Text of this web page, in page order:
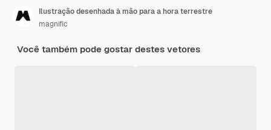
Ilustração desenhada à mão para a hora terrestre
magnific
Você também pode gostar destes vetores